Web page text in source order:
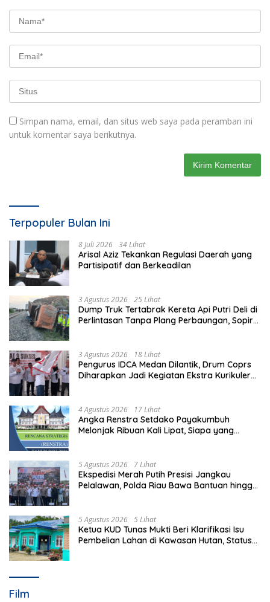
Simpan nama, email, dan situs web saya pada peramban ini
untuk komentar saya berikutnya.
Terpopuler Bulan Ini
8 Juli 2026 34 Lihat
Arisal Aziz Tekankan Regulasi Daerah yang
Partisipatif dan Berkeadilan
3 Agustus 2026 25 Lihat
Dump Truk Tertabrak Kereta Api Putri Deli di
Perlintasan Tanpa Plang Perbaungan, Sopir
3 Agustus 2026 18 Lihat
Pengurus IDCA Medan Dilantik, Drum Coprs
Diharapkan Jadi Kegiatan Ekstra Kurikuler
4 Agustus 2026 17 Lihat
Angka Renstra Setdako Payakumbuh
Melonjak Ribuan Kali Lipat, Siapa yang
5 Agustus 2026 7 Lihat
Ekspedisi Merah Putih Presisi Jangkau
Pelalawan, Polda Riau Bawa Bantuan hingga
5 Agustus 2026 5 Lihat
Ketua KUD Tunas Mukti Beri Klarifikasi Isu
Pembelian Lahan di Kawasan Hutan, Status
Film